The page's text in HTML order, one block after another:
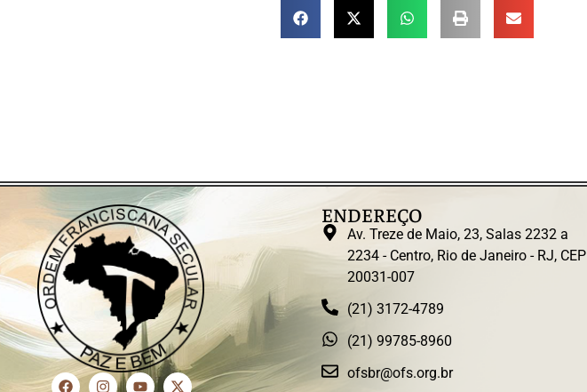
ENDEREÇO
Av. Treze de Maio, 23, Salas 2232 a
2234 - Centro, Rio de Janeiro - RJ, CEP
20031-007
(21) 3172-4789
(21) 99785-8960
ofsbr@ofs.org.br